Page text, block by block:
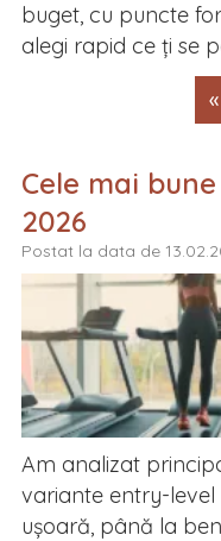
buget, cu puncte
alegi rapid ce ți se
Cele mai
2026
Postat la data de
Am analizat
variante entry-
ușoară, până la